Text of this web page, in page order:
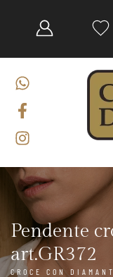
Pendente
art.GR372
CROCE CON